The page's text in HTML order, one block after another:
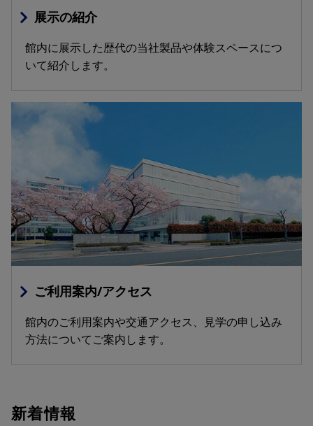
展示の紹介
館内に展示した歴代の当社製品や体験スペースにつ
いて紹介します。
ご利用案内/アクセス
館内のご利用案内や交通アクセス、見学の申し込み
方法についてご案内します。
新着情報